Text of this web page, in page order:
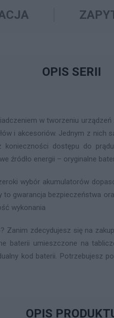
OPIS SERII
w tworzeniu
i akcesoriów. Jednym z nich
dostępu do
źródło energii – oryginalne
wybór akumulatorów
gwarancja bezpieczeństwa
wykonania
Zanim zdecydujesz się na
baterii umieszczone na
kod baterii. Potrzebujesz
OPIS